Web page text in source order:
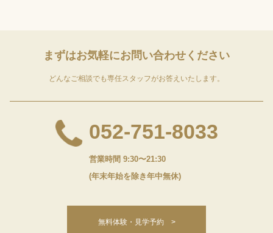
まずはお気軽にお問い合わせください
どんなご相談でも専任スタッフがお答えいたします。
052-751-8033
営業時間 9:30〜21:30
(年末年始を除き年中無休)
無料体験・見学予約 >